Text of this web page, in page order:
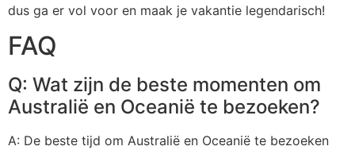
dus ga er vol voor en maak je vakantie legendarisch!
FAQ
Q: Wat zijn de beste momenten om
Australië en Oceanië te bezoeken?
A: De beste tijd om Australië en Oceanië te bezoeken